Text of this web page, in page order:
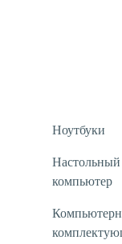
Ноутбуки
Настольный
компьютер